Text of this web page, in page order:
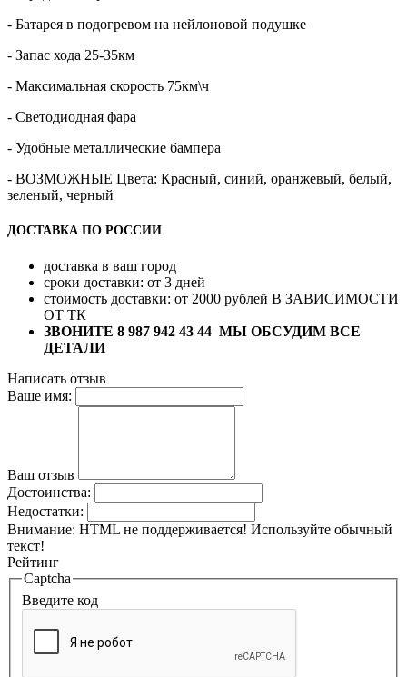
- Батарея в подогревом на нейлоновой подушке
- Запас хода 25-35км
- Максимальная скорость 75км\ч
- Светодиодная фара
- Удобные металлические бампера
- ВОЗМОЖНЫЕ Цвета: Красный, синий, оранжевый, белый,
зеленый, черный
ДОСТАВКА ПО РОСCИИ
доставка в ваш город
сроки доставки: от 3 дней
стоимость доставки: от 2000 рублей В ЗАВИСИМОСТИ
ОТ ТК
ЗВОНИТЕ 8 987 942 43 44 МЫ ОБСУДИМ ВСЕ
ДЕТАЛИ
Написать отзыв
Ваше имя:
Ваш отзыв
Достоинства:
Недостатки:
Внимание: HTML не поддерживается! Используйте обычный
текст!
Рейтинг
Captcha
Введите код